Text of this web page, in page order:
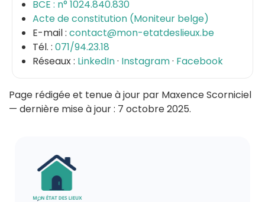
BCE : n° 1024.840.830
Acte de constitution (Moniteur belge)
E-mail : contact@mon-etatdeslieux.be
Tél. : 071/94.23.18
Réseaux : LinkedIn· Instagram· Facebook
Page rédigée et tenue à jour par Maxence Scorniciel
— dernière mise à jour : 7 octobre 2025.